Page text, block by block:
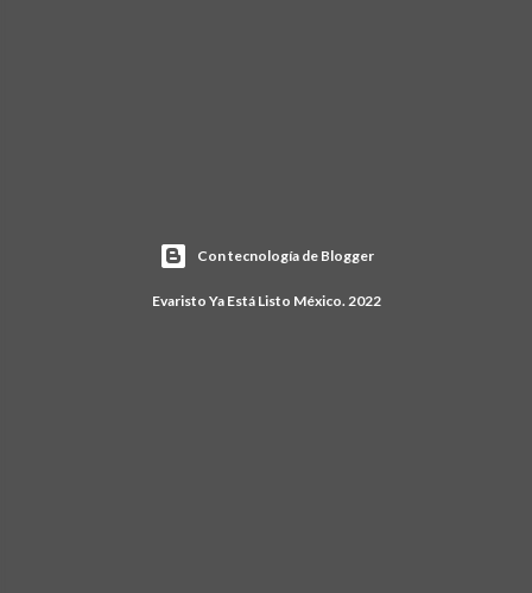
Con tecnología de Blogger
Evaristo Ya Está Listo México. 2022